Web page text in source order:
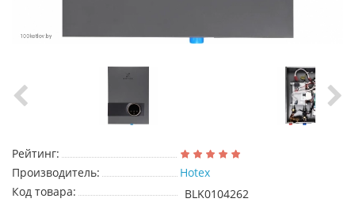
Рейтинг:
Производитель:
Hotex
Код товара:
BLK0104262